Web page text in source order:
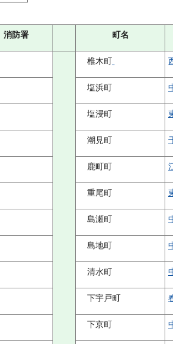
消防署 町名
椎木町
塩浜町
塩浸町
潮見町
鹿町町
重尾町
島瀬町
島地町
清水町
下宇戸町
下京町